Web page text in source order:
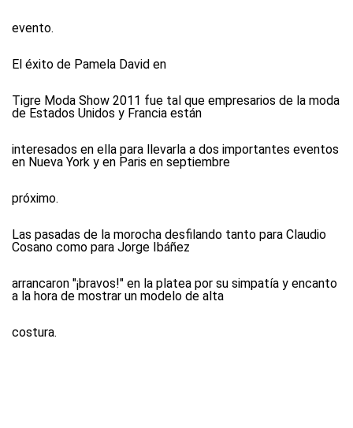
evento.
El éxito de Pamela David en
Tigre Moda Show 2011 fue tal que empresarios de la moda
de Estados Unidos y Francia están
interesados en ella para llevarla a dos importantes eventos
en Nueva York y en Paris en septiembre
próximo.
Las pasadas de la morocha desfilando tanto para Claudio
Cosano como para Jorge Ibáñez
arrancaron "¡bravos!" en la platea por su simpatía y encanto
a la hora de mostrar un modelo de alta
costura.